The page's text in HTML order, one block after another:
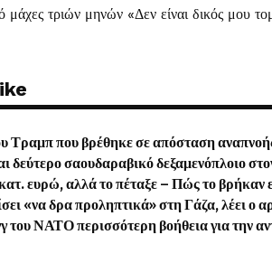
μάχες τριών μηνών «Δεν είναι δικός μου
Τραμπ που βρέθηκε σε απόσταση
δεύτερο σαουδαραβικό δεξαμενόπλοιο
ευρώ, αλλά το πέταξε – Πώς το βρήκαν
«να δρα προληπτικά» στη Γάζα, λέει ο
του ΝΑΤΟ περισσότερη βοήθεια για την